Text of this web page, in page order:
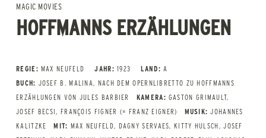
MAGIC MOVIES
HOFFMANNS ERZÄHLUNGEN
REGIE: MAX NEUFELD JAHR: 1923 LAND: A
BUCH: JOSEF B. MALINA, NACH DEM OPERNLIBRETTO ZU HOFFMANNS
ERZÄHLUNGEN VON JULES BARBIER
KAMERA: GASTON GRIMAULT,
JOSEF BECSI, FRANÇOIS FIGNER (= FRANZ EIGNER)
MUSIK: JOHANNES
KALITZKE
MIT: MAX NEUFELD, DAGNY SERVAES, KITTY HULSCH, JOSEF